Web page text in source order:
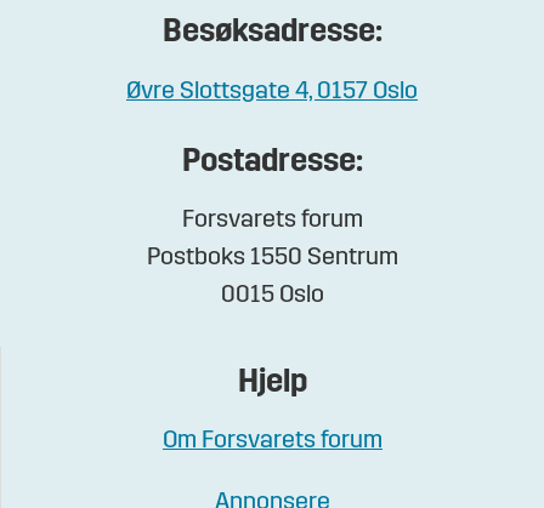
Besøksadresse:
Øvre Slottsgate 4, 0157 Oslo
Postadresse:
Forsvarets forum
Postboks 1550 Sentrum
0015 Oslo
Hjelp
Om Forsvarets forum